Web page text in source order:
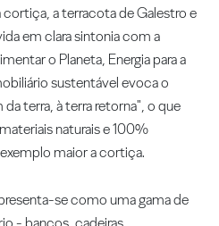
cortiça, a terracota de Galestro e
em clara sintonia com a
o Planeta, Energia para a
sustentável evoca o
terra, à terra retorna", o que
naturais e 100%
maior a cortiça.
se como uma gama de